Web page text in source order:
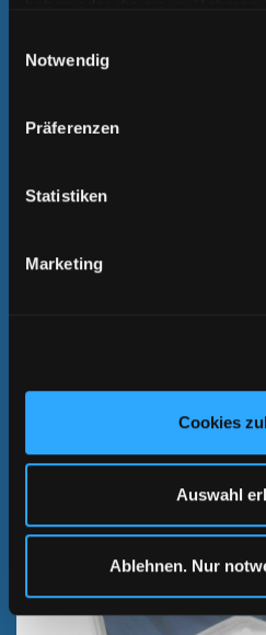
Notwendig
Präferenzen
Statistiken
Marketing
Cookies
Auswahl
Ablehnen. Nur
HOLZBOXEN